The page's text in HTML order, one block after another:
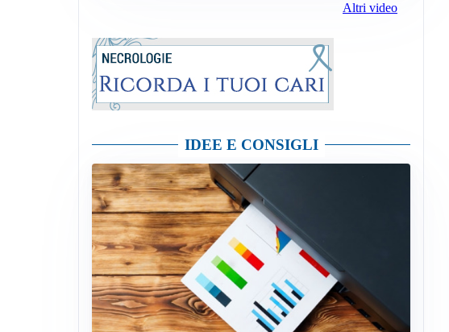
Altri video
IDEE E CONSIGLI